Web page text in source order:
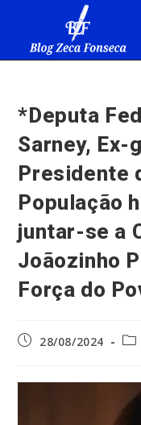
*Deputa
Sarney, Ex-
Presidente
População
juntar-se a
Joãozinho
Força do
Post28/08/2024